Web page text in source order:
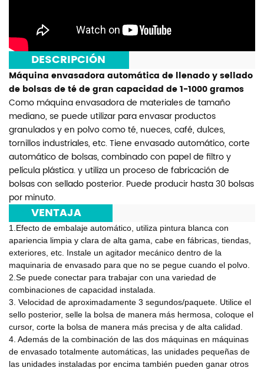
DESCRIPCIÓN
Máquina envasadora automática de llenado y sellado
de bolsas de té de gran capacidad de 1-1000 gramos
Como máquina envasadora de materiales de tamaño
mediano, se puede utilizar para envasar productos
granulados y en polvo como té, nueces, café, dulces,
tornillos industriales, etc. Tiene envasado automático, corte
automático de bolsas, combinado con papel de filtro y
película plástica. y utiliza un proceso de fabricación de
bolsas con sellado posterior. Puede producir hasta 30 bolsas
por minuto.
VENTAJA
1.Efecto de embalaje automático, utiliza pintura blanca con
apariencia limpia y clara de alta gama, cabe en fábricas, tiendas,
exteriores, etc. Instale un agitador mecánico dentro de la
maquinaria de envasado para que no se pegue cuando el polvo.
2.Se puede conectar para trabajar con una variedad de
combinaciones de capacidad instalada.
3. Velocidad de aproximadamente 3 segundos/paquete. Utilice el
sello posterior, selle la bolsa de manera más hermosa, coloque el
cursor, corte la bolsa de manera más precisa y de alta calidad.
4. Además de la combinación de las dos máquinas en máquinas
de envasado totalmente automáticas, las unidades pequeñas de
las unidades instaladas por encima también pueden ganar otros